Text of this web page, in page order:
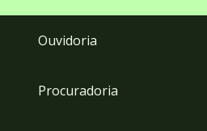
Ouvidoria
Procuradoria